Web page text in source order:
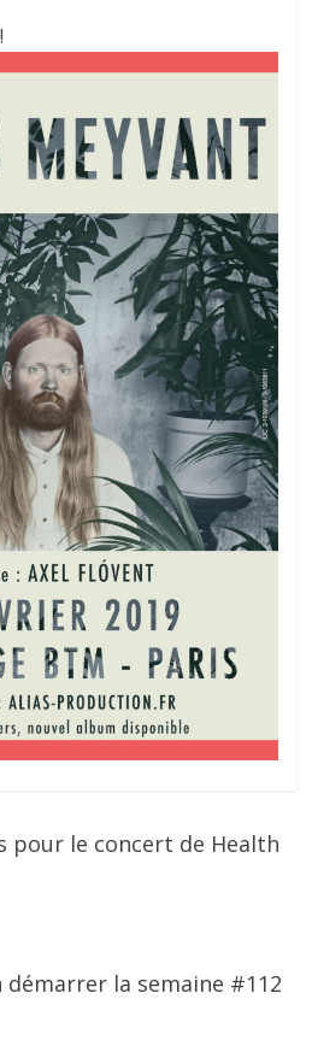
pour le concert de Health
la semaine #112